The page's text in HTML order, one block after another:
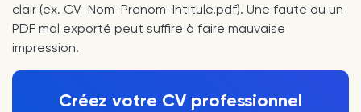
Créez votre CV professionnel
clair (ex. CV-Nom-Prenom-Intitule.pdf). Une faute ou un
PDF mal exporté peut suffire à faire mauvaise
impression.